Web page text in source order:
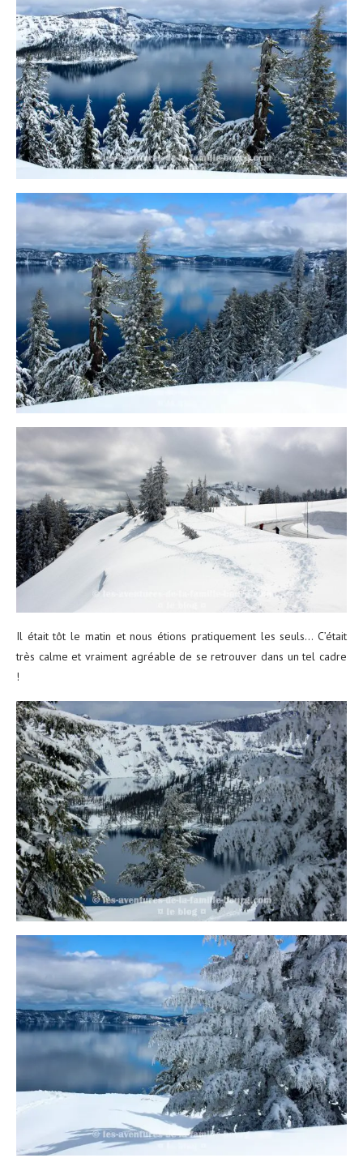
Il était tôt le matin et nous étions pratiquement les seuls… C’était
très calme et vraiment agréable de se retrouver dans un tel cadre
!